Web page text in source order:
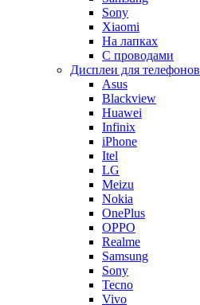
Sony
Xiaomi
На лапках
С проводами
Дисплеи для телефонов
Asus
Blackview
Huawei
Infinix
iPhone
Itel
LG
Meizu
Nokia
OnePlus
OPPO
Realme
Samsung
Sony
Tecno
Vivo